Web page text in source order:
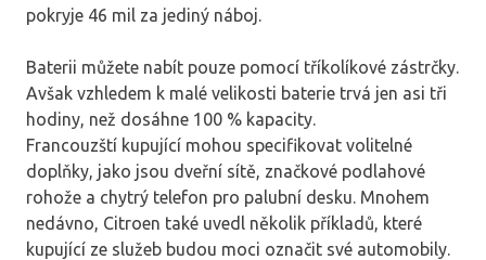
pokryje 46 mil za jediný náboj.
Baterii můžete nabít pouze pomocí tříkolíkové zástrčky.
Avšak vzhledem k malé velikosti baterie trvá jen asi tři
hodiny, než dosáhne 100 % kapacity.
Francouzští kupující mohou specifikovat volitelné
doplňky, jako jsou dveřní sítě, značkové podlahové
rohože a chytrý telefon pro palubní desku. Mnohem
nedávno, Citroen také uvedl několik příkladů, které
kupující ze služeb budou moci označit své automobily.